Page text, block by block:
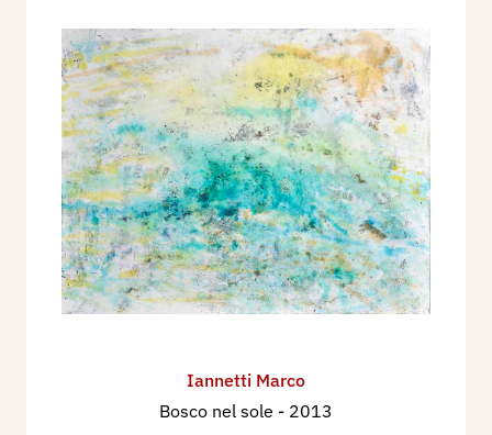
Iannetti Marco
Bosco nel sole - 2013